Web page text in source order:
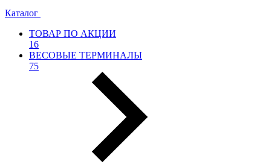
Каталог
ТОВАР ПО АКЦИИ
16
ВЕСОВЫЕ ТЕРМИНАЛЫ
75